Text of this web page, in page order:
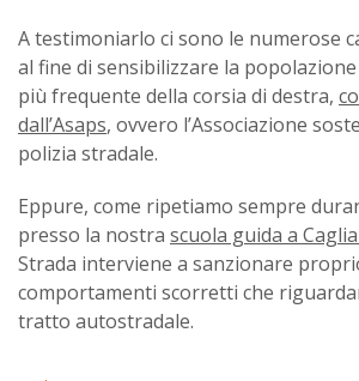
A testimoniarlo ci sono le numerose
al fine di sensibilizzare la
più frequente della corsia di destra,
dall’Asaps, ovvero l’Associazione
polizia stradale.
Eppure, come ripetiamo sempre
presso la nostra scuola guida a
Strada interviene a sanzionare
comportamenti scorretti che
tratto autostradale.